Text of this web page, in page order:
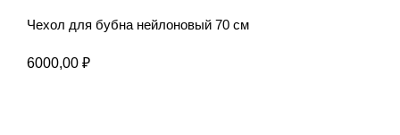
Чехол для бубна нейлоновый 70 см
6000,00 ₽